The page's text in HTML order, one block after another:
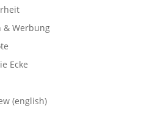
& Werbung
Ecke
(english)